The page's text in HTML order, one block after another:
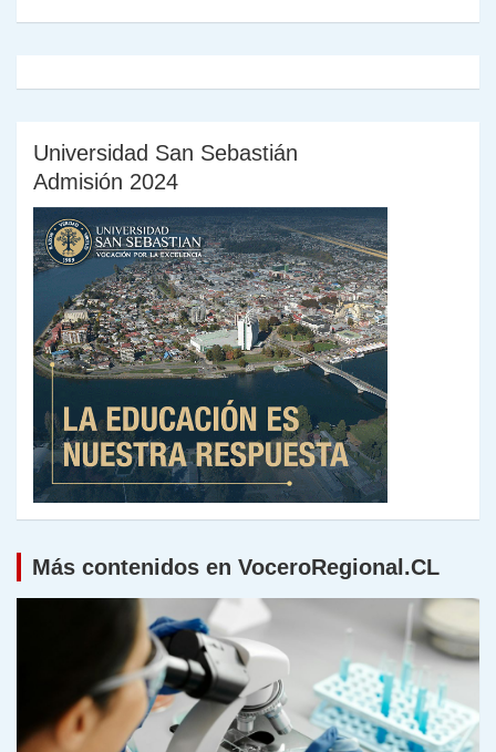
Universidad San Sebastián
Admisión 2024
Más contenidos en VoceroRegional.CL